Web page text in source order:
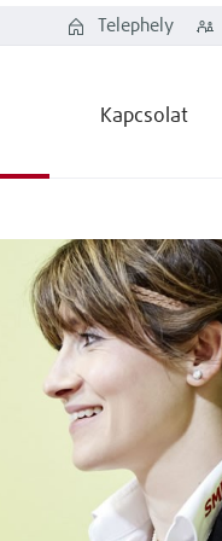
Kapcsolat
Telephely